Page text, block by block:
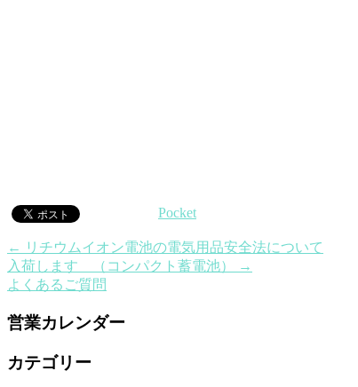
Pocket
← リチウムイオン電池の電気用品安全法について
入荷します （コンパクト蓄電池）
→
よくあるご質問
営業カレンダー
カテゴリー